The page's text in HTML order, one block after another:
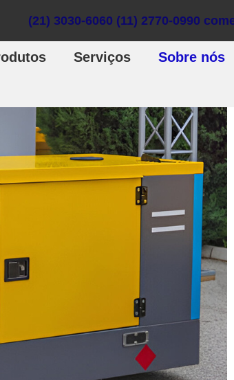
(21) 3030-6060 (11) 2770-0990
Serviços Sobre nós